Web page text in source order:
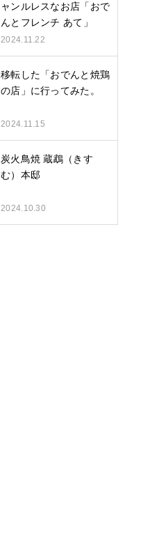
ャンルレスなお店「おで
んとフレンチ あて」
2024.11.22
移転した「おでんと焼鶏
の店」に行ってみた。
2024.11.15
炭火鳥焼 蔵鵡（きす
む）本邸
2024.10.30